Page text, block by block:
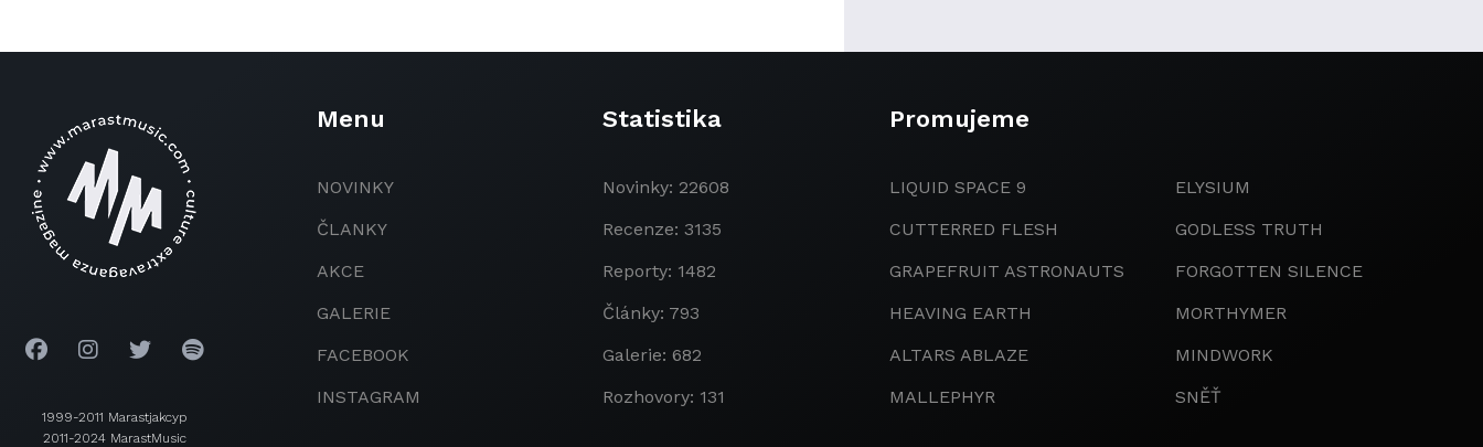
1999-2011 Marastjakcyp
2011-2024 MarastMusic
Menu
NOVINKY
ČLANKY
AKCE
GALERIE
FACEBOOK
INSTAGRAM
Statistika
Novinky: 22608
Recenze: 3135
Reporty: 1482
Články: 793
Galerie: 682
Rozhovory: 131
Promujeme
LIQUID SPACE 9
CUTTERRED FLESH
GRAPEFRUIT ASTRONAUTS
HEAVING EARTH
ALTARS ABLAZE
MALLEPHYR
ELYSIUM
GODLESS TRUTH
FORGOTTEN SILENCE
MORTHYMER
MINDWORK
SNĚŤ